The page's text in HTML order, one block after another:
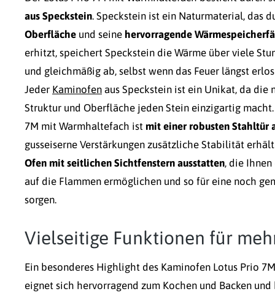
aus Speckstein. Speckstein ist ein Naturmaterial, das
Oberfläche und seine hervorragende
erhitzt, speichert Speckstein die Wärme über viele
und gleichmäßig ab, selbst wenn das Feuer längst
Jeder Kaminofen aus Speckstein ist ein Unikat, da die
Struktur und Oberfläche jeden Stein einzigartig
7M mit Warmhaltefach ist mit einer robusten Stahltür
gusseiserne Verstärkungen zusätzliche Stabilität
Ofen mit seitlichen Sichtfenstern ausstatten, die
auf die Flammen ermöglichen und so für eine noch
sorgen.
Vielseitige Funktionen für
Ein besonderes Highlight des Kaminofen Lotus Prio
eignet sich hervorragend zum Kochen und Backen